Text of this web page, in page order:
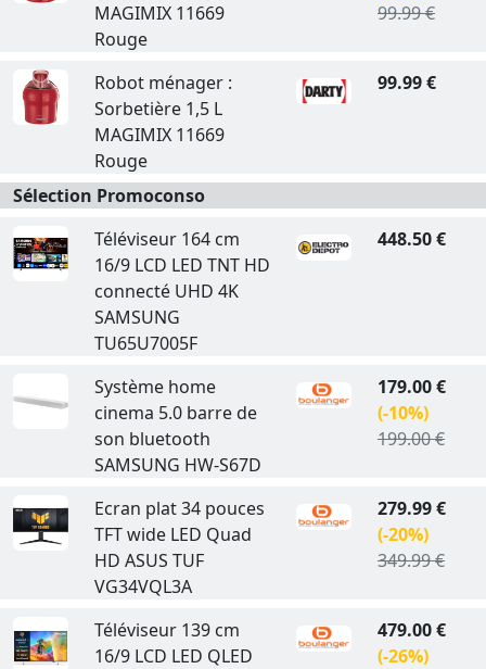
MAGIMIX 11669
Rouge
99.99 €
Robot ménager :
Sorbetière 1,5 L
MAGIMIX 11669
Rouge
99.99 €
Sélection Promoconso
Téléviseur 164 cm
16/9 LCD LED TNT HD
connecté UHD 4K
SAMSUNG
TU65U7005F
448.50 €
Système home
cinema 5.0 barre de
son bluetooth
SAMSUNG HW-S67D
179.00 €
(-10%)
199.00 €
Ecran plat 34 pouces
TFT wide LED Quad
HD ASUS TUF
VG34VQL3A
279.99 €
(-20%)
349.99 €
Téléviseur 139 cm
16/9 LCD LED QLED
479.00 €
(-26%)